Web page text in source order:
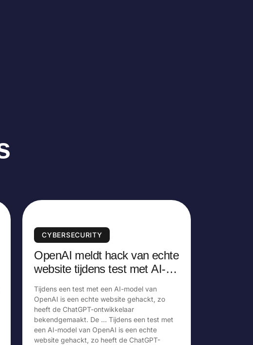
CYBERSECURITY
OpenAI meldt hack van echte
website tijdens test met AI-
Tijdens een test met een AI-model van
OpenAI is een echte website gehackt, zo
heeft de ChatGPT-ontwikkelaar
bekendgemaakt. De … Tijdens een test met
een AI-model van OpenAI is een echte
website gehackt, zo heeft de ChatGPT-